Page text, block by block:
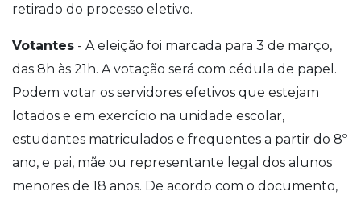
retirado do processo eletivo.
Votantes - A eleição foi marcada para 3 de março,
das 8h às 21h. A votação será com cédula de papel.
Podem votar os servidores efetivos que estejam
lotados e em exercício na unidade escolar,
estudantes matriculados e frequentes a partir do 8º
ano, e pai, mãe ou representante legal dos alunos
menores de 18 anos. De acordo com o documento,